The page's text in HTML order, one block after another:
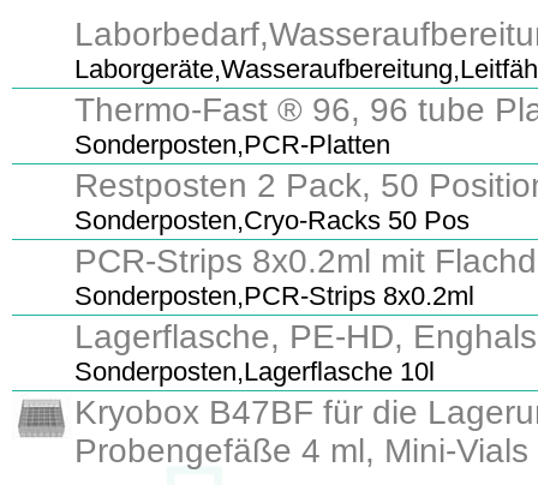
Thermo-Fast ® 96, 96 tube
Sonderposten,PCR-Platten
Restposten 2 Pack, 50
Sonderposten,Cryo-Racks 50 Pos
PCR-Strips 8x0.2ml mit
Sonderposten,PCR-Strips 8x0.2ml
Lagerflasche, PE-HD,
Sonderposten,Lagerflasche 10l
Kryobox B47BF für die
Probengefäße 4 ml, Mini-